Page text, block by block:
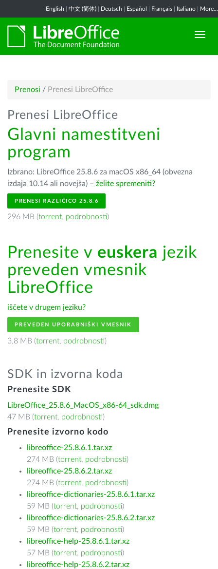
English 中文 (简体) Deutsch Español Français Italiano More...
Prenosi / Prenesi LibreOffice
Prenesi LibreOffice
Glavni namestitveni
program
Izbrano: LibreOffice 25.8.6 za macOS x86_64 (obvezna
izdaja 10.14 ali novejša) – želite spremeniti?
PRENESI RAZLIČICO 25.8.6
296 MB (torrent, podrobnosti)
Prenesite v euskera jezik
preveden vmesnik
LibreOffice
iščete v drugem jeziku?
PREVEDEN UPORABNIŠKI VMESNIK
3.8 MB (torrent, podrobnosti)
SDK in izvorna koda
Prenesite SDK
LibreOffice_25.8.6_MacOS_x86-64_sdk.dmg
47 MB (torrent, podrobnosti)
Prenesite izvorno kodo
libreoffice-25.8.6.1.tar.xz
274 MB (torrent, podrobnosti)
libreoffice-25.8.6.2.tar.xz
274 MB (torrent, podrobnosti)
libreoffice-dictionaries-25.8.6.1.tar.xz
59 MB (torrent, podrobnosti)
libreoffice-dictionaries-25.8.6.2.tar.xz
59 MB (torrent, podrobnosti)
libreoffice-help-25.8.6.1.tar.xz
57 MB (torrent, podrobnosti)
libreoffice-help-25.8.6.2.tar.xz